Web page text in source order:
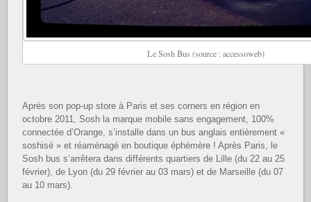
Le Sosh Bus (source : accessoweb)
Après son pop-up store à Paris et ses corners en région en
octobre 2011, Sosh la marque mobile sans engagement, 100%
connectée d’Orange, s’installe dans un bus anglais entièrement «
soshisé » et réaménagé en boutique éphémère ! Après Paris, le
Sosh bus s’arrêtera dans différents quartiers de Lille (du 22 au 25
février), de Lyon (du 29 février au 03 mars) et de Marseille (du 07
au 10 mars).